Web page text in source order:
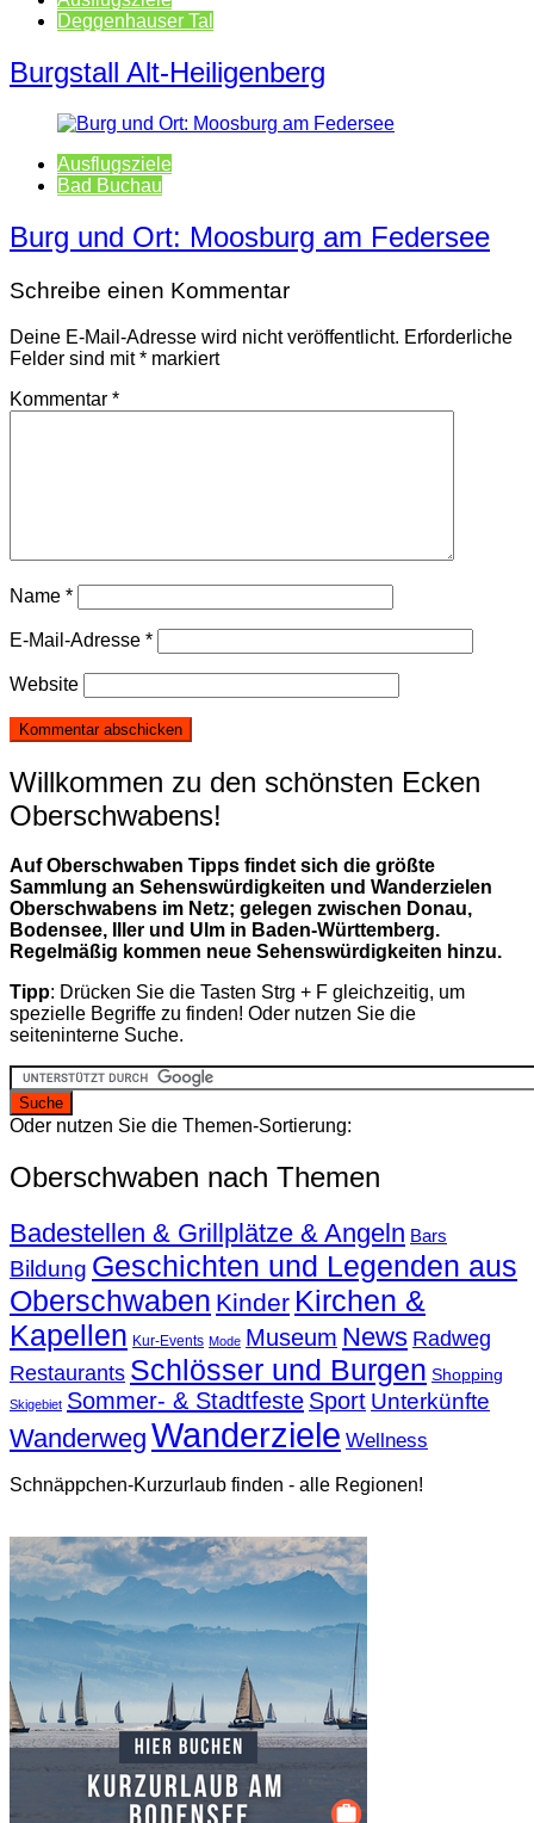
Deggenhauser Tal
Burgstall Alt-Heiligenberg
Ausflugsziele
Bad Buchau
Burg und Ort: Moosburg am Federsee
Schreibe einen Kommentar
Deine E-Mail-Adresse wird nicht veröffentlicht. Erforderliche
Felder sind mit* markiert
Kommentar *
Name *
E-Mail-Adresse *
Website
Willkommen zu den schönsten Ecken
Oberschwabens!
Auf Oberschwaben Tipps findet sich die größte
Sammlung an Sehenswürdigkeiten und Wanderzielen
Oberschwabens im Netz; gelegen zwischen Donau,
Bodensee, Iller und Ulm in Baden-Württemberg.
Regelmäßig kommen neue Sehenswürdigkeiten hinzu.
Tipp: Drücken Sie die Tasten Strg + F gleichzeitig, um
spezielle Begriffe zu finden! Oder nutzen Sie die
seiteninterne Suche.
Oder nutzen Sie die Themen-Sortierung:
Oberschwaben nach Themen
Badestellen & Grillplätze & Angeln Bars
Bildung Geschichten und Legenden aus
Oberschwaben Kinder Kirchen &
Kapellen Kur-Events Mode Museum News Radweg
Restaurants Schlösser und Burgen Shopping
Skigebiet Sommer- & Stadtfeste Sport Unterkünfte
Wanderweg Wanderziele Wellness
Schnäppchen-Kurzurlaub finden - alle Regionen!